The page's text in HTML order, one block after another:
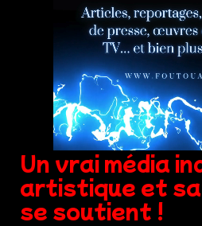
Un vrai média
artistique et
se soutient !